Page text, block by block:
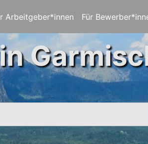
Arbeitgeber*innen Für